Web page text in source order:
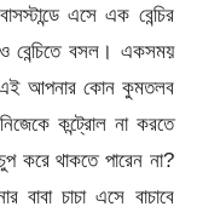
এসে এক বেন্চির
বেন্চিতে বসল। একসময়
আপনার কোন কুমতলব
কন্ট্রোল না করতে
করে থাকতে পারেন না?
চাচা এসে বাচাবে